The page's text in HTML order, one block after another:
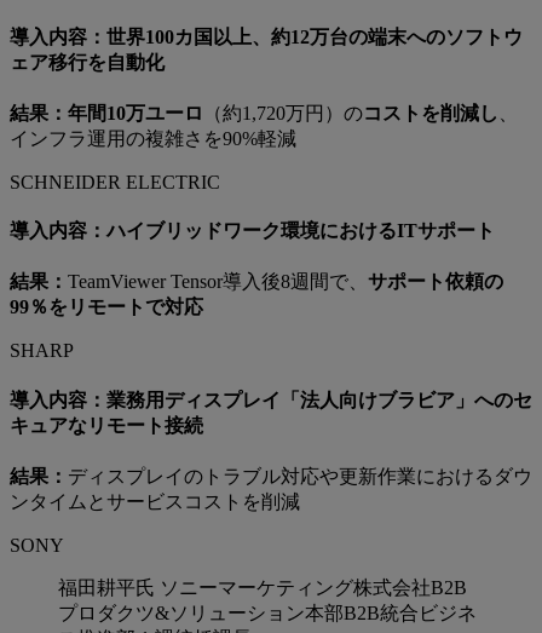
導入内容：世界100カ国以上、約12万台の端末へのソフトウ
ェア移行を自動化
結果：年間10万ユーロ （約1,720万円）のコストを削減し
インフラ運用の複雑さを90%軽減
SCHNEIDER ELECTRIC
導入内容：ハイブリッドワーク環境におけるITサポート
結果： TeamViewer Tensor導入後8週間で、 サポート依頼の
99％をリモートで対応
SHARP
導入内容：業務用ディスプレイ「法人向けブラビア」へのセ
キュアなリモート接続
結果： ディスプレイのトラブル対応や更新作業におけるダウ
ンタイムとサービスコストを削減
SONY
福田耕平氏 ソニーマーケティング株式会社B2B
プロダクツ&ソリューション本部B2B統合ビジネ